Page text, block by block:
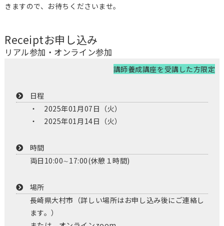
きますので、お待ちくださいませ。
Receiptお申し込み
リアル参加・オンライン参加
講師養成講座を受講した方限定
日程
2025年01月07日（火）
2025年01月14日（火）
時間
両日10:00∼17:00(休憩１時間)
場所
長崎県大村市（詳しい場所はお申し込み後にご連絡し
ます。）